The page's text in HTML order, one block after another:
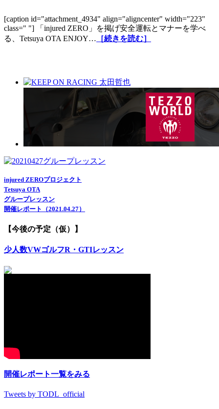
[caption id="attachment_4934" align="aligncenter" width="223"
class=" "] 「injured ZERO」を掲げ安全運転とマナーを学べ
る、Tetsuya OTA ENJOY… ［続きを読む］
injured ZEROプロジェクト
Tetsuya OTA
グループレッスン
開催レポート（2021.04.27）
【今後の予定（仮）】
少人数VWゴルフR・GTIレッスン
開催レポート一覧をみる
Tweets by TODL_official